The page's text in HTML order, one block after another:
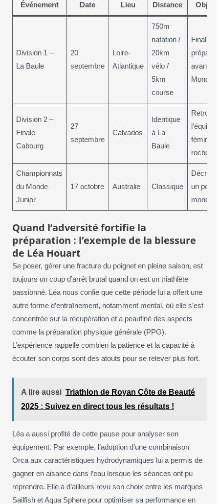
Événement Date Lieu Distance
Division 1 –
La Baule
20
septembre
Loire-
Atlantique
750m
natation /
20km
vélo /
5km
course
avant
Division 2 –
Finale
Cabourg
27
septembre
Calvados
Identique
à La
Baule
l’équipe
féminine
Championnats
du Monde
Junior
17 octobre Australie Classique
un
mondial
Quand l’adversité fortifie la
préparation : l’exemple de la blessure
de Léa Houart
Se poser, gérer une fracture du poignet en pleine saison, est
toujours un coup d’arrêt brutal quand on est un triathlète
passionné. Léa nous confie que cette période lui a offert une
autre forme d’entraînement, notamment mental, où elle s’est
concentrée sur la récupération et a peaufiné des aspects
comme la préparation physique générale (PPG).
L’expérience rappelle combien la patience et la capacité à
écouter son corps sont des atouts pour se relever plus fort.
A lire aussi Triathlon de Royan Côte de Beauté
2025 : Suivez en direct tous les résultats !
Léa a aussi profité de cette pause pour analyser son
équipement. Par exemple, l’adoption d’une combinaison
Orca aux caractéristiques hydrodynamiques lui a permis de
gagner en aisance dans l’eau lorsque les séances ont pu
reprendre. Elle a d’ailleurs revu son choix entre les marques
Sailfish et Aqua Sphere pour optimiser sa performance en